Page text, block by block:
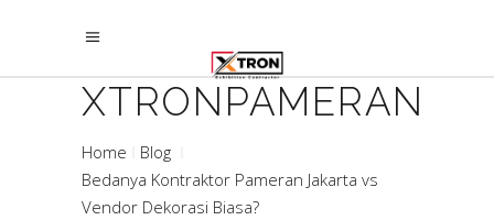
XTRONPAMERAN
Home
Blog
Bedanya Kontraktor Pameran Jakarta vs
Vendor Dekorasi Biasa?